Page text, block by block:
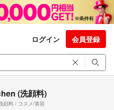
ログイン 会員登録
(洗顔料)
顔料 / コスメ/美容